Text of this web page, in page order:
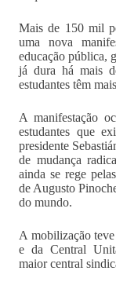
Mais de 150 mil
uma nova
educação pública,
já dura há mais
estudantes têm
A manifestação
estudantes que
presidente
de mudança
ainda se rege
de Augusto
do mundo.
A mobilização
e da Central
maior central